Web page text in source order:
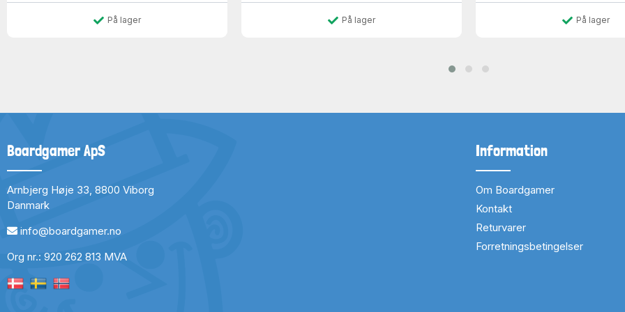
På lager På lager På lager
Boardgamer ApS
Arnbjerg Høje 33, 8800 Viborg
Danmark
info@boardgamer.no
Org nr.: 920 262 813 MVA
Information
Om Boardgamer
Kontakt
Returvarer
Forretningsbetingelser